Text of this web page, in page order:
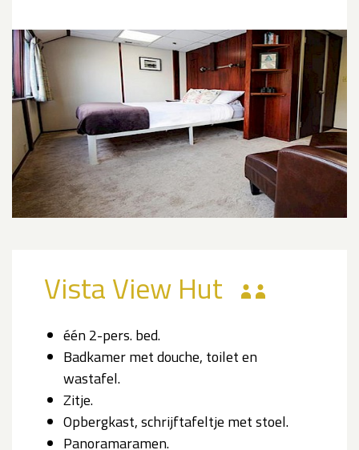
Vista View Hut
één 2-pers. bed.
Badkamer met douche, toilet en
wastafel.
Zitje.
Opbergkast, schrijftafeltje met stoel.
Panoramaramen.